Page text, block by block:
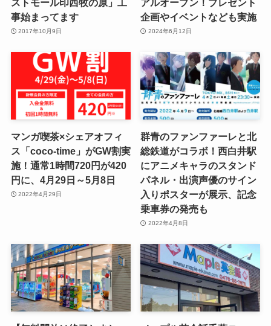
事始まってます
2017年10月9日
企画やイベントなども実施
2024年6月12日
マンガ喫茶×シェアオフィ
ス「coco-time」がGW割実
施！通常1時間720円が420
円に、4月29日～5月8日
2022年4月29日
群青のファンファーレと北
総鉄道がコラボ！西白井駅
にアニメキャラのスタンド
パネル・出演声優のサイン
入りポスターが展示、記念
乗車券の発売も
2022年4月8日